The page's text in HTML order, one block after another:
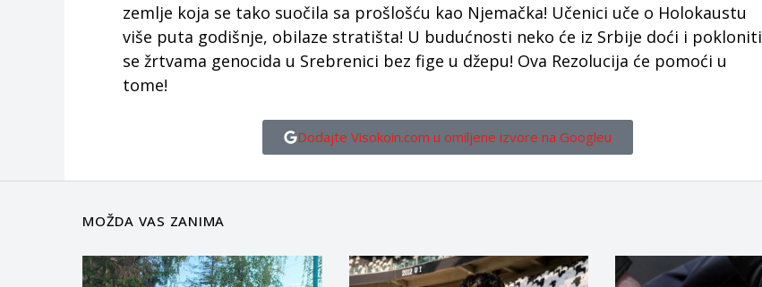
zemlje koja se tako suočila sa prošlošću kao Njemačka! Učenici uče o Holokaustu
više puta godišnje, obilaze stratišta! U budućnosti neko će iz Srbije doći i pokloniti
se žrtvama genocida u Srebrenici bez fige u džepu! Ova Rezolucija će pomoći u
tome!
Dodajte Visokoin.com u omiljene izvore na Googleu
MOŽDA VAS ZANIMA